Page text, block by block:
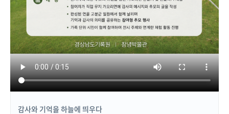
감사와 기억을 하늘에 띄우다